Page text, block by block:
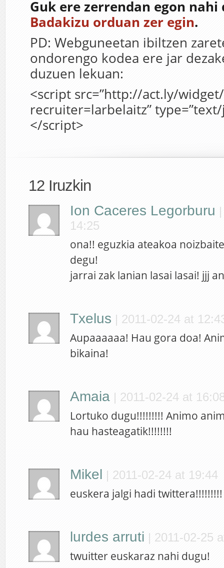
Guk ere zerrendan egon nahi
Badakizu orduan zer egin.
PD: Webguneetan ibiltzen
ondorengo kodea ere jar
duzuen lekuan:
<script src=”http://act.ly/
recruiter=larbelaitz”
</script>
12 Iruzkin
Ion Caceres Legorburu
14:25
ona!! eguzkia ateakoa
degu!
jarrai zak lanian lasai lasai! jjj
Txelus | 2011-02-24 at
Aupaaaaaa! Hau gora doa!
bikaina!
Amaia | 2011-02-24 at
Lortuko dugu!!!!!!!!! Animo
hau hasteagatik!!!!!!!!
Mikel | 2011-02-24 at 19:44
euskera jalgi hadi
lurdes arruti | 2011-02-25
twuitter euskaraz nahi dugu!